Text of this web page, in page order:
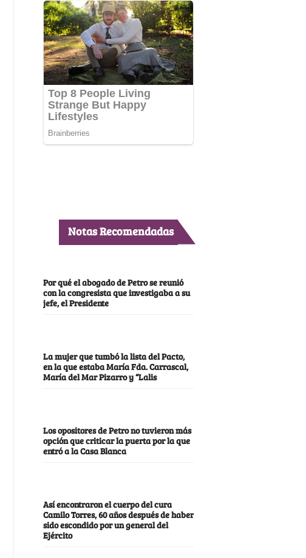
Notas Recomendadas
Por qué el abogado de Petro se reunió
con la congresista que investigaba a su
jefe, el Presidente
La mujer que tumbó la lista del Pacto,
en la que estaba María Fda. Carrascal,
María del Mar Pizarro y “Lalis
Los opositores de Petro no tuvieron más
opción que criticar la puerta por la que
entró a la Casa Blanca
Así encontraron el cuerpo del cura
Camilo Torres, 60 años después de haber
sido escondido por un general del
Ejército